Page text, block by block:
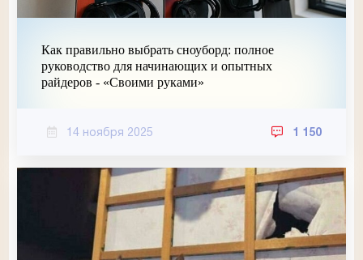
Как правильно выбрать сноуборд: полное
руководство для начинающих и опытных
райдеров - «Своими руками»
14 ноября 2025 1 150